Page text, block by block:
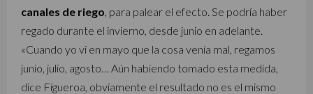
canales de riego , para palear el efecto. Se podría haber
regado durante el invierno, desde junio en adelante.
«Cuando yo vi en mayo que la cosa venía mal, regamos
junio, julio, agosto… Aún habiendo tomado esta medida,
dice Figueroa, obviamente el resultado no es el mismo